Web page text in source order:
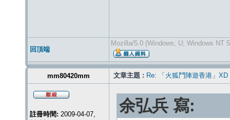
回頂端
Mozilla/5.0 (Windows; U; Windows NT
mm80420mm 文章主題 : Re: 「火狐鬥陣遊香港」XD
註冊時間: 2009-04-07,
余弘兵 寫: